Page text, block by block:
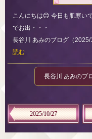
こんにちは😌 今日も肌寒い
でお出・・・
長谷川 あみのブログ（2025/
読む
長谷川 あみのプ
2025/10/27